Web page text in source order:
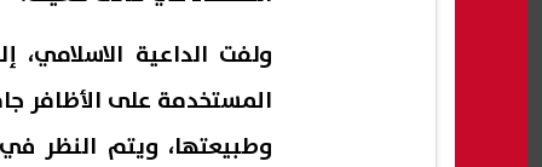
ولفت الداعية الاسلامي،
المستخدمة على الأظافر
وطبيعتها، ويتم